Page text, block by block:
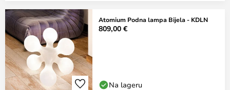
Atomium Podna lampa Bijela - KDLN
809,00 €
Na lageru